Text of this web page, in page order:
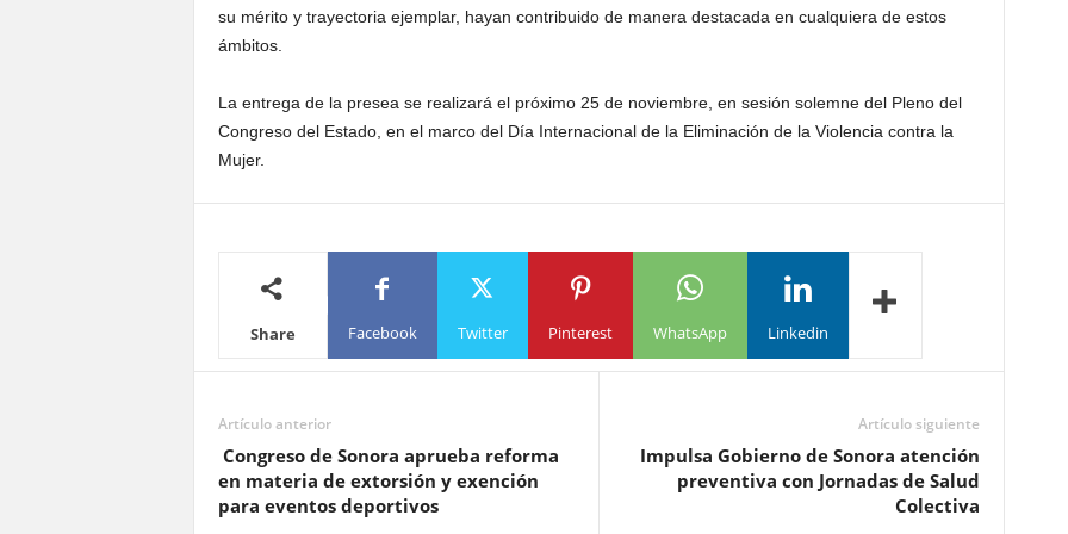
su mérito y trayectoria ejemplar, hayan contribuido de manera destacada en cualquiera de estos
ámbitos.
La entrega de la presea se realizará el próximo 25 de noviembre, en sesión solemne del Pleno del
Congreso del Estado, en el marco del Día Internacional de la Eliminación de la Violencia contra la
Mujer.
Share Facebook Twitter Pinterest WhatsApp Linkedin
Artículo anterior
Congreso de Sonora aprueba reforma
en materia de extorsión y exención
para eventos deportivos
Artículo siguiente
Impulsa Gobierno de Sonora atención
preventiva con Jornadas de Salud
Colectiva